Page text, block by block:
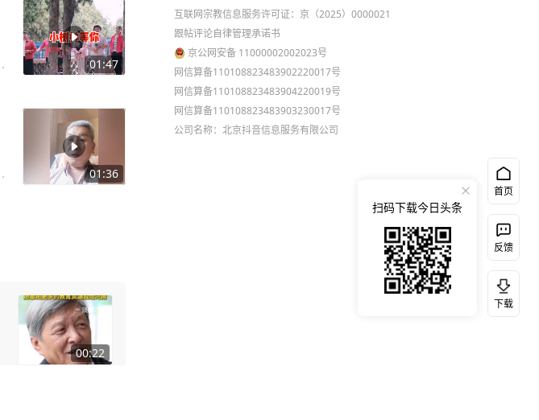
01:47
01:36
00:22
互联网宗教信息服务许可证：京（2025）0000021
跟帖评论自律管理承诺书
京公网安备 11000002002023号
网信算备110108823483902220017号
网信算备110108823483904220019号
网信算备110108823483903230017号
公司名称：北京抖音信息服务有限公司
首页
反馈
下载
扫码下载今日头条